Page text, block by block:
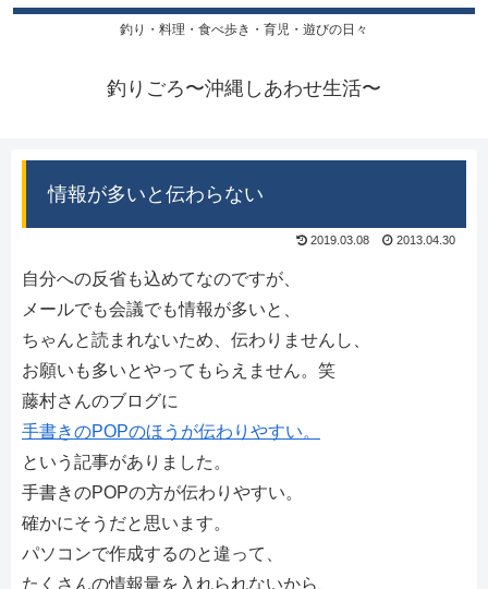
釣り・料理・食べ歩き・育児・遊びの日々
釣りごろ〜沖縄しあわせ生活〜
情報が多いと伝わらない
2019.03.08 2013.04.30
自分への反省も込めてなのですが、
メールでも会議でも情報が多いと、
ちゃんと読まれないため、伝わりませんし、
お願いも多いとやってもらえません。笑
藤村さんのブログに
手書きのPOPのほうが伝わりやすい。
という記事がありました。
手書きのPOPの方が伝わりやすい。
確かにそうだと思います。
パソコンで作成するのと違って、
たくさんの情報量を入れられないから、